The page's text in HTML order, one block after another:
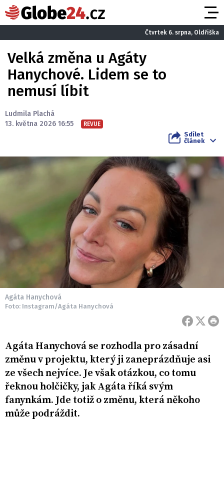
Čtvrtek 6. srpna, Oldřiška
Velká změna u Agáty
Hanychové. Lidem se to
nemusí líbit
Ludmila Plachá
13. května 2026 16:55
REVUE
Sdílet
článek
Agáta Hanychová
Foto: Instagram/Agáta Hanychová
Agáta Hanychová se rozhodla pro zásadní
změnu v projektu, který ji zaneprázdňuje asi
ze všech nejvíce. Je však otázkou, co tomu
řeknou holčičky, jak Agáta říká svým
fanynkám. Jde totiž o změnu, která někoho
může podráždit.